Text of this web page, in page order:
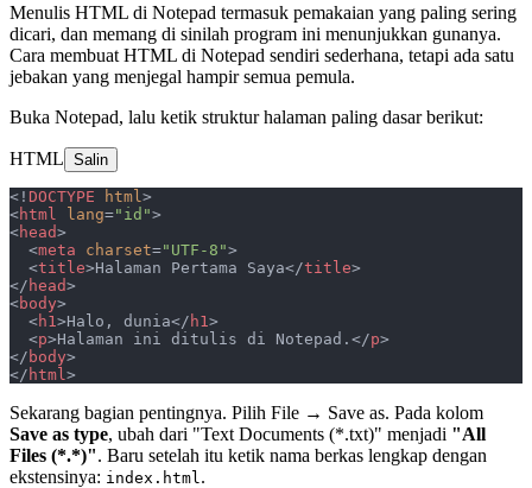
Menulis HTML di Notepad termasuk pemakaian yang paling sering
dicari, dan memang di sinilah program ini menunjukkan gunanya.
Cara membuat HTML di Notepad sendiri sederhana, tetapi ada satu
jebakan yang menjegal hampir semua pemula.
Buka Notepad, lalu ketik struktur halaman paling dasar berikut:
HTML Salin
<! DOCTYPE html >
<html lang="id">
<head>
  <
meta charset="UTF-8">
  <
title>Halaman Pertama Saya</title>
</ head>
<body>
  <
h1 >Halo, dunia</ h1 >
  <
p>Halaman ini ditulis di Notepad.</p>
</ body>
</ html >
Sekarang bagian pentingnya. Pilih File → Save as. Pada kolom
Save as type, ubah dari "Text Documents (*.txt)" menjadi "All
Files (*.*)". Baru setelah itu ketik nama berkas lengkap dengan
ekstensinya: index.html .